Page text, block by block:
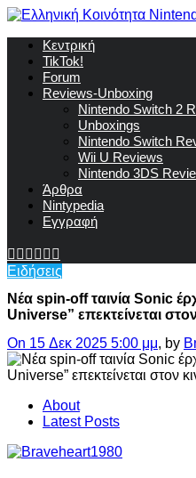
Κεντρική
TikTok!
Forum
Reviews-Unboxing
Nintendo Switch 2
Unboxings
Nintendo Switch
Wii U Reviews
Nintendo 3DS
Άρθρα
Nintypedia
Εγγραφή
Ειδήσεις
Νέα spin-off ταινία Sonic
Universe” επεκτείνεται
On 15 Δεκ 2025 5:00 μμ, by
About
Latest Posts